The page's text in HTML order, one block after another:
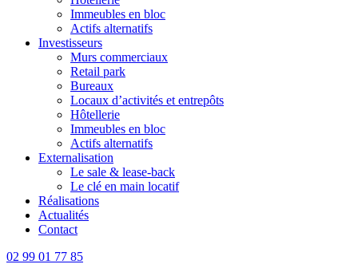
Immeubles en bloc
Actifs alternatifs
Investisseurs
Murs commerciaux
Retail park
Bureaux
Locaux d’activités et entrepôts
Hôtellerie
Immeubles en bloc
Actifs alternatifs
Externalisation
Le sale & lease-back
Le clé en main locatif
Réalisations
Actualités
Contact
02 99 01 77 85